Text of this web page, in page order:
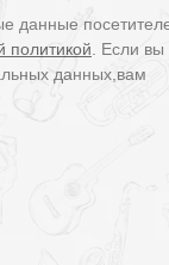
данные
политикой . Если
данных,вам